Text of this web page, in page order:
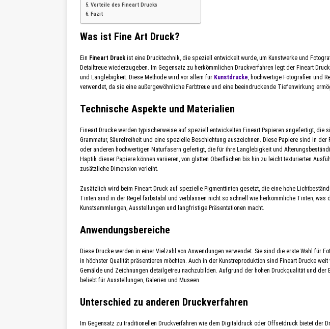
Vorteile des Fineart Drucks
Fazit
Was ist Fine Art Druck?
Ein Fineart Druck ist eine Drucktechnik, die speziell entwickelt wurde, um Kunstwerke und
Detailtreue wiederzugeben. Im Gegensatz zu herkömmlichen Druckverfahren legt der Fineart
und Langlebigkeit. Diese Methode wird vor allem für Kunstdrucke, hochwertige Fotografien und
verwendet, da sie eine außergewöhnliche Farbtreue und eine beeindruckende Tiefenwirkung
Technische Aspekte und Materialien
Fineart Drucke werden typischerweise auf speziell entwickelten Fineart Papieren angefertigt, die
Grammatur, Säurefreiheit und eine spezielle Beschichtung auszeichnen. Diese Papiere sind in der
oder anderen hochwertigen Naturfasern gefertigt, die für ihre Langlebigkeit und
Haptik dieser Papiere können variieren, von glatten Oberflächen bis hin zu leicht texturierten
zusätzliche Dimension verleiht.
Zusätzlich wird beim Fineart Druck auf spezielle Pigmenttinten gesetzt, die eine hohe
Tinten sind in der Regel farbstabil und verblassen nicht so schnell wie herkömmliche Tinten, was
Kunstsammlungen, Ausstellungen und langfristige Präsentationen macht.
Anwendungsbereiche
Diese Drucke werden in einer Vielzahl von Anwendungen verwendet. Sie sind die erste Wahl für
in höchster Qualität präsentieren möchten. Auch in der Kunstreproduktion sind Fineart Drucke
Gemälde und Zeichnungen detailgetreu nachzubilden. Aufgrund der hohen Druckqualität und
beliebt für Ausstellungen, Galerien und Museen.
Unterschied zu anderen Druckverfahren
Im Gegensatz zu traditionellen Druckverfahren wie dem Digitaldruck oder Offsetdruck bietet der